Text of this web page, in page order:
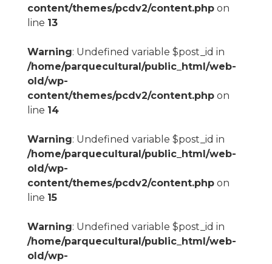
content/themes/pcdv2/content.phpon
line 13
Warning: Undefined variable $post_id in
/home/parquecultural/public_html/web-
old/wp-
content/themes/pcdv2/content.phpon
line 14
Warning: Undefined variable $post_id in
/home/parquecultural/public_html/web-
old/wp-
content/themes/pcdv2/content.phpon
line 15
Warning: Undefined variable $post_id in
/home/parquecultural/public_html/web-
old/wp-